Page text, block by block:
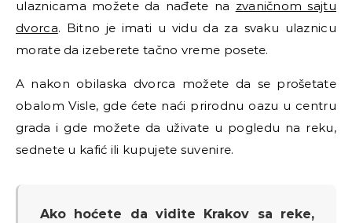
ulaznicama možete da nađete na zvaničnom sajtu
dvorca. Bitno je imati u vidu da za svaku ulaznicu
morate da izeberete tačno vreme posete.
A nakon obilaska dvorca možete da se prošetate
obalom Visle, gde ćete naći prirodnu oazu u centru
grada i gde možete da uživate u pogledu na reku,
sednete u kafić ili kupujete suvenire.
Ako hoćete da vidite Krakov sa reke,